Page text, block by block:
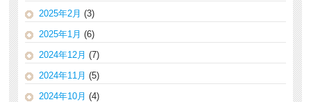
2025年2月 (3)
2025年1月 (6)
2024年12月 (7)
2024年11月 (5)
2024年10月 (4)